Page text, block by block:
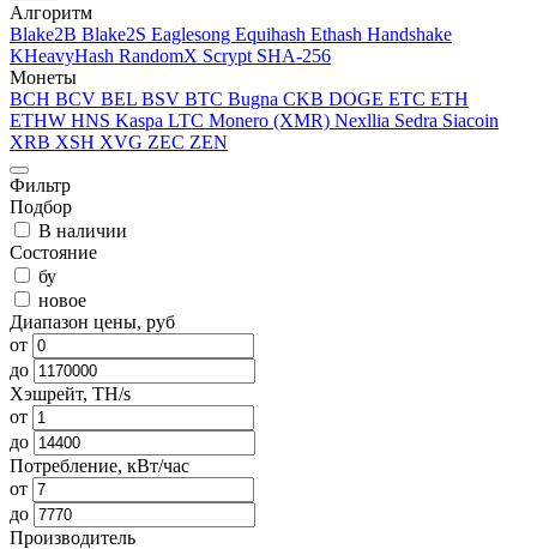
Алгоритм
Blake2B Blake2S Eaglesong Equihash Ethash Handshake
KHeavyHash RandomX Scrypt SHA-256
Монеты
BCH BCV BEL BSV BTC Bugna CKB DOGE ETC ETH
ETHW HNS Kaspa LTC Monero (XMR) Nexllia Sedra Siacoin
XRB XSH XVG ZEC ZEN
Фильтр
Подбор
В наличии
Состояние
бу
новое
Диапазон цены, руб
от
до
Хэшрейт, TH/s
от
до
Потребление, кВт/час
от
до
Производитель